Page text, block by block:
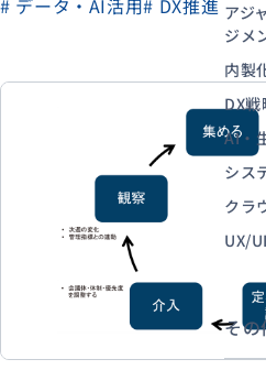
資料ダウンロード
# データ・AI活用# DX推進 アジ
ジメ
内製
DX
AI・
シス
クラ
UX/
その